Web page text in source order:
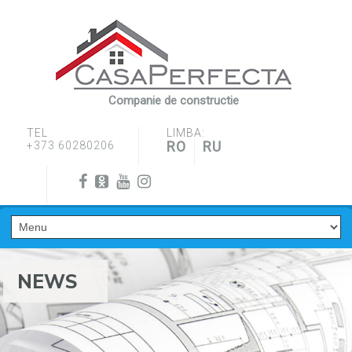
Companie de constructie
TEL
+373 60280206
LIMBA:
RO RU
NEWS